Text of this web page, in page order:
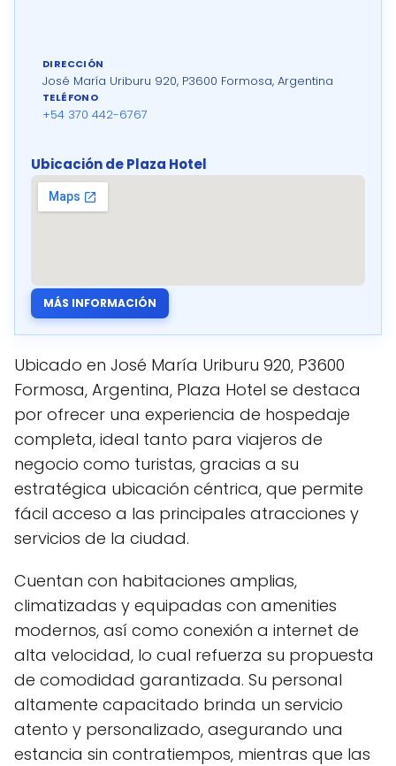
DIRECCIÓN
José María Uriburu 920, P3600 Formosa, Argentina
TELÉFONO
+54 370 442-6767
Ubicación de Plaza Hotel
MÁS INFORMACIÓN
Ubicado en José María Uriburu 920, P3600
Formosa, Argentina, Plaza Hotel se destaca
por ofrecer una experiencia de hospedaje
completa, ideal tanto para viajeros de
negocio como turistas, gracias a su
estratégica ubicación céntrica, que permite
fácil acceso a las principales atracciones y
servicios de la ciudad.
Cuentan con habitaciones amplias,
climatizadas y equipadas con amenities
modernos, así como conexión a internet de
alta velocidad, lo cual refuerza su propuesta
de comodidad garantizada. Su personal
altamente capacitado brinda un servicio
atento y personalizado, asegurando una
estancia sin contratiempos, mientras que las